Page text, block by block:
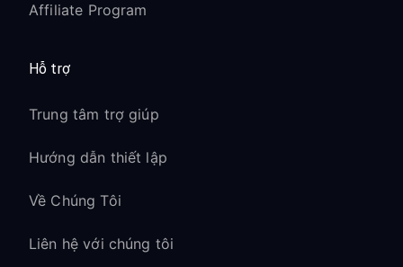
Affiliate Program
Hỗ trợ
Trung tâm trợ giúp
Hướng dẫn thiết lập
Về Chúng Tôi
Liên hệ với chúng tôi